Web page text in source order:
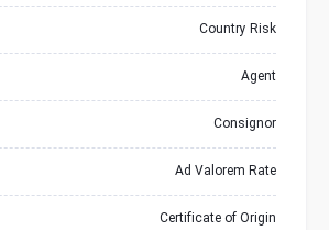
Country Risk
Agent
Consignor
Ad Valorem Rate
Certificate of Origin